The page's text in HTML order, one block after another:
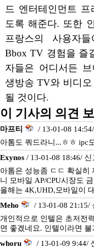
드 엔터테인먼트
도록 해준다. 또한
프랑스의 사용자
Bbox TV 경험을 즐
자들은 어디서든
생방송 TV와 비디
될 것이다.
이 기사의 의견 보
마프티 / 13-01-08 14:54/
아톰도 쿼드라니...ㅎㅎ ipc
Exynos / 13-01-08 18:46/ 신
아톰은 성능좀 ㄷㄷ 확실히
니 모바일 AP/CPU시장도
올해는 4K,UHD,모바일이
Meho
/ 13-01-08 21:15/
개인적으로 인텔은 초저전
면 좋겠네요. 인텔이라면
whoru
/ 13-01-09 9:44/